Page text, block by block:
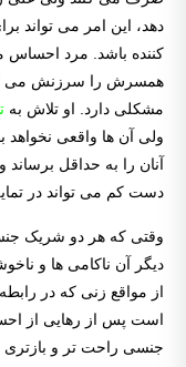
دهد، این امر می تواند
کننده باشد. مرد احساس
همسرش را سرزنش می
مشکلی دارد. او تلاش به
ولی آن ها واقعی نخواهد
آنان را به حداقل
دست کم می تواند در
وقتی که هر دو شریک
دیگر آن ناکامی ها و
از مواقع زنی که در
است پس از رهایی از
جنسی راحت تر و بازتری